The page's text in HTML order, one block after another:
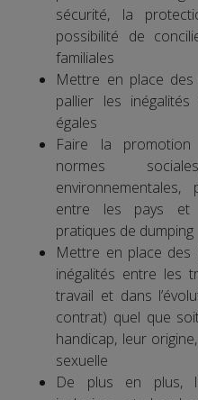
sécurité, la
possibilité de
familiales
Mettre en place des
pallier les
égales
Faire la
normes
entre les pays et
pratiques de dumping
Mettre en place
inégalités entre les
travail et dans
contrat) quel que
handicap, leur
sexuelle
De plus en plus,